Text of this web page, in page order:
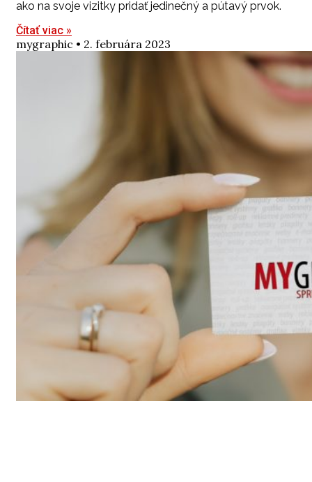
ako na svoje vizitky pridať jedinečný a pútavý prvok.
Čítať viac »
mygraphic 2. februára 2023